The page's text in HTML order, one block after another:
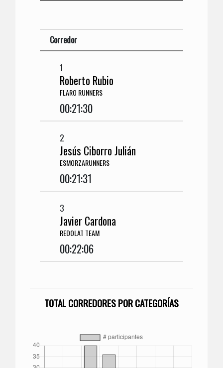
Corredor
1
Roberto Rubio
FLARO RUNNERS
00:21:30
2
Jesús Ciborro Julián
ESMORZARUNNERS
00:21:31
3
Javier Cardona
REDOLAT TEAM
00:22:06
TOTAL CORREDORES POR CATEGORÍAS